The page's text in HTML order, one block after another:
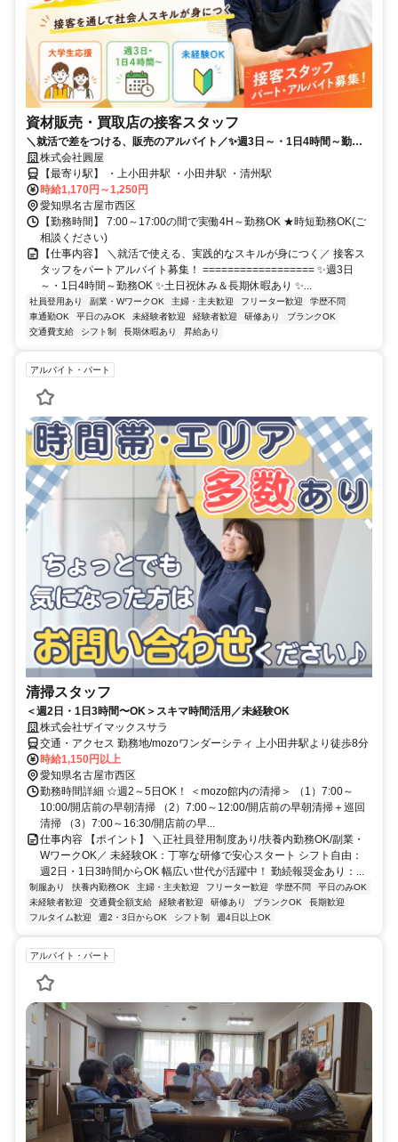
資材販売・買取店の接客スタッフ
＼就活で差をつける、販売のアルバイト／✨週3日～・1日4時間～勤務
OK✨未経験OK【普通自動車運転免許必須】
株式会社圓屋
【最寄り駅】 ・上小田井駅 ・小田井駅 ・清州駅
時給1,170円～1,250円
愛知県名古屋市西区
【勤務時間】 7:00～17:00の間で実働4H～勤務OK ★時短勤務OK(ご
相談ください)
【仕事内容】 ＼就活で使える、実践的なスキルが身につく／ 接客ス
タッフをパートアルバイト募集！ ================== ✨週3日
～・1日4時間～勤務OK ✨土日祝休み＆長期休暇あり ✨...
社員登用あり 副業・WワークOK 主婦・主夫歓迎 フリーター歓迎
学歴不問
車通勤OK
平日のみOK 未経験者歓迎 経験者歓迎 研修あり
ブランクOK
交通費支給
シフト制 長期休暇あり 昇給あり
アルバイト・パート
清掃スタッフ
＜週2日・1日3時間〜OK＞スキマ時間活用／未経験OK
株式会社ザイマックスサラ
交通・アクセス 勤務地/mozoワンダーシティ 上小田井駅より徒歩8分
時給1,150円以上
愛知県名古屋市西区
勤務時間詳細 ☆週2～5日OK！ ＜mozo館内の清掃＞ （1）7:00～
10:00/開店前の早朝清掃 （2）7:00～12:00/開店前の早朝清掃＋巡回
清掃 （3）7:00～16:30/開店前の早...
仕事内容 【ポイント】 ＼正社員登用制度あり/扶養内勤務OK/副業・
WワークOK／ 未経験OK：丁寧な研修で安心スタート シフト自由：
週2日・1日3時間からOK 幅広い世代が活躍中！ 勤続報奨金あり：...
制服あり 扶養内勤務OK 主婦・主夫歓迎 フリーター歓迎 学歴不問
平日のみOK
未経験者歓迎
交通費全額支給 経験者歓迎 研修あり ブランクOK
長期歓迎
フルタイム歓迎
週2・3日からOK シフト制 週4日以上OK
アルバイト・パート